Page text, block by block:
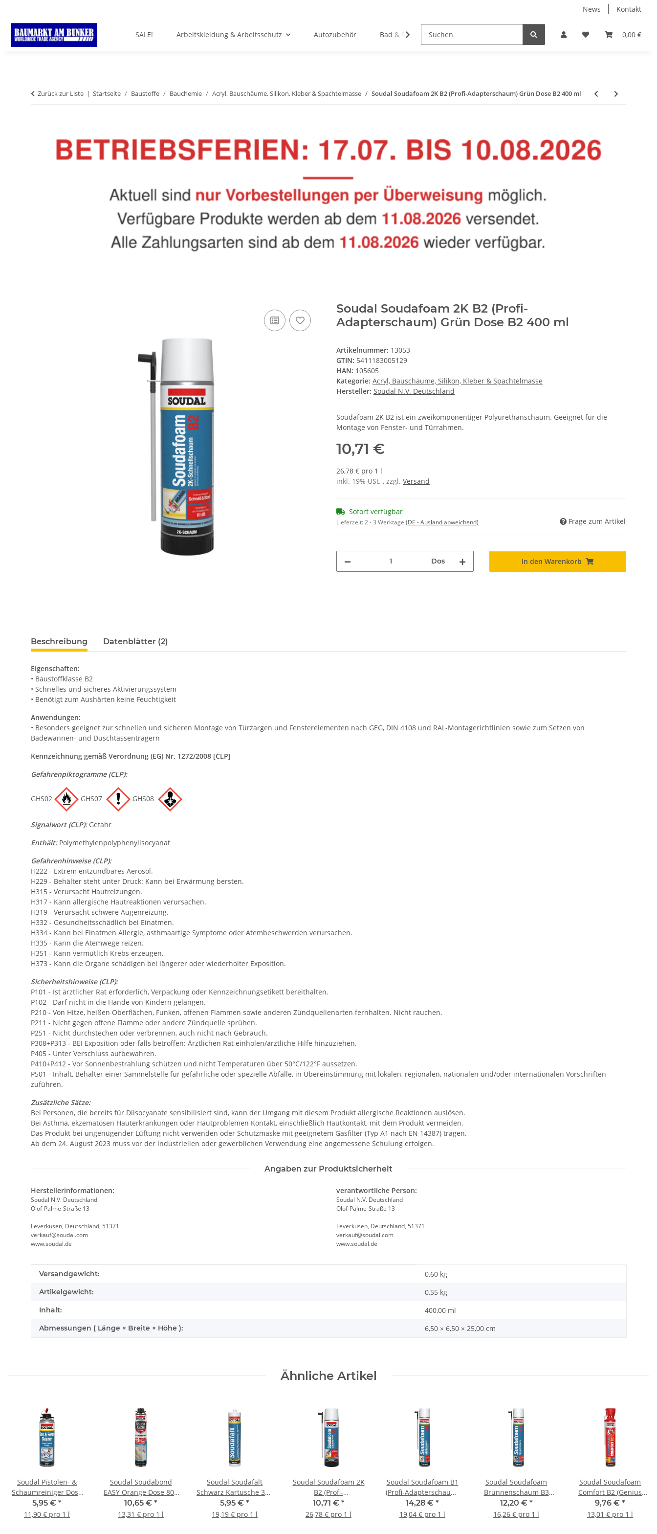
News Kontakt
0,00 €
SALE! Arbeitskleidung & Arbeitsschutz Autozubehör Bad & Sanitär Belüftung & Entlüftung
Zurück zur Liste Startseite Baustoffe Bauchemie Acryl, Bauschäume, Silikon, Kleber & Spachtelmasse Soudal Soudafoam 2K B2 (Profi-Adapterschaum) Grün Dose B2 400 ml
Soudal Soudafoam 2K B2 (Profi-
Adapterschaum) Grün Dose B2 400 ml
Artikelnummer: 13053
GTIN: 5411183005129
HAN: 105605
Kategorie: Acryl, Bauschäume, Silikon, Kleber & Spachtelmasse
Hersteller: Soudal N.V. Deutschland
Soudafoam 2K B2 ist ein zweikomponentiger Polyurethanschaum. Geeignet für die
Montage von Fenster- und Türrahmen.
10,71 €
26,78 € pro 1 l
inkl. 19% USt. , zzgl. Versand
Sofort verfügbar
Lieferzeit:2 - 3 Werktage (DE - Ausland abweichend) Frage zum Artikel
Dos In den Warenkorb
Beschreibung Datenblätter (2)
Eigenschaften:
• Baustoffklasse B2
• Schnelles und sicheres Aktivierungssystem
• Benötigt zum Aushärten keine Feuchtigkeit
Anwendungen:
• Besonders geeignet zur schnellen und sicheren Montage von Türzargen und Fensterelementen nach GEG, DIN 4108 und RAL-Montagerichtlinien sowie zum Setzen von
Badewannen- und Duschtassenträgern
Kennzeichnung gemäß Verordnung (EG) Nr. 1272/2008 [CLP]
Gefahrenpiktogramme (CLP):
GHS02 GHS07 GHS08
Signalwort (CLP):Gefahr
Enthält:Polymethylenpolyphenylisocyanat
Gefahrenhinweise (CLP):
H222 - Extrem entzündbares Aerosol.
H229 - Behälter steht unter Druck: Kann bei Erwärmung bersten.
H315 - Verursacht Hautreizungen.
H317 - Kann allergische Hautreaktionen verursachen.
H319 - Verursacht schwere Augenreizung.
H332 - Gesundheitsschädlich bei Einatmen.
H334 - Kann bei Einatmen Allergie, asthmaartige Symptome oder Atembeschwerden verursachen.
H335 - Kann die Atemwege reizen.
H351 - Kann vermutlich Krebs erzeugen.
H373 - Kann die Organe schädigen bei längerer oder wiederholter Exposition.
Sicherheitshinweise (CLP):
P101 - Ist ärztlicher Rat erforderlich, Verpackung oder Kennzeichnungsetikett bereithalten.
P102 - Darf nicht in die Hände von Kindern gelangen.
P210 - Von Hitze, heißen Oberflächen, Funken, offenen Flammen sowie anderen Zündquellenarten fernhalten. Nicht rauchen.
P211 - Nicht gegen offene Flamme oder andere Zündquelle sprühen.
P251 - Nicht durchstechen oder verbrennen, auch nicht nach Gebrauch.
P308+P313 - BEI Exposition oder falls betroffen: Ärztlichen Rat einholen/ärztliche Hilfe hinzuziehen.
P405 - Unter Verschluss aufbewahren.
P410+P412 - Vor Sonnenbestrahlung schützen und nicht Temperaturen über 50°C/122°F aussetzen.
P501 - Inhalt, Behälter einer Sammelstelle für gefährliche oder spezielle Abfälle, in Übereinstimmung mit lokalen, regionalen, nationalen und/oder internationalen Vorschriften
zuführen.
Zusätzliche Sätze:
Bei Personen, die bereits für Diisocyanate sensibilisiert sind, kann der Umgang mit diesem Produkt allergische Reaktionen auslösen.
Bei Asthma, ekzematösen Hauterkrankungen oder Hautproblemen Kontakt, einschließlich Hautkontakt, mit dem Produkt vermeiden.
Das Produkt bei ungenügender Lüftung nicht verwenden oder Schutzmaske mit geeignetem Gasfilter (Typ A1 nach EN 14387) tragen.
Ab dem 24. August 2023 muss vor der industriellen oder gewerblichen Verwendung eine angemessene Schulung erfolgen.
Angaben zur Produktsicherheit
Herstellerinformationen:
Soudal N.V. Deutschland
Olof-Palme-Straße 13
Leverkusen, Deutschland, 51371
verkauf@soudal.com
www.soudal.de
verantwortliche Person:
Soudal N.V. Deutschland
Olof-Palme-Straße 13
Leverkusen, Deutschland, 51371
verkauf@soudal.com
www.soudal.de
Produkteigenschaft
Wert
Versandgewicht: 0,60 kg
Artikelgewicht: 0,55 kg
Inhalt: 400,00 ml
Abmessungen ( Länge × Breite × Höhe ): 6,50 × 6,50 × 25,00 cm
Ähnliche Artikel
Soudal Pistolen- &
Schaumreiniger Dose
500 ml
5,95 € *
11,90 € pro 1 l
Soudal Soudabond
EASY Orange Dose 800
ml
10,65 € *
13,31 € pro 1 l
Soudal Soudafalt
Schwarz Kartusche 310
ml
5,95 € *
19,19 € pro 1 l
Soudal Soudafoam 2K
B2 (Profi-
Adapterschaum) Grün
Dose B2 400 ml
10,71 € *
26,78 € pro 1 l
Soudal Soudafoam B1
(Profi-Adapterschaum)
Blau Dose
(Deutschland) 750 ml
14,28 € *
19,04 € pro 1 l
Soudal Soudafoam
Brunnenschaum B3
(Profi-Adapterschaum)
Champagner Dose
12,20 € *
16,26 € pro 1 l
Soudal Soudafoam
Comfort B2 (Genius
Gun<sup>®</sup>)
Champagner Dose B2
9,76 € *
13,01 € pro 1 l